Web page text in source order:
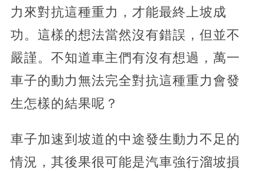
力來對抗這種重力，才能最終上坡成
功。這樣的想法當然沒有錯誤，但並不
嚴謹。不知道車主們有沒有想過，萬一
車子的動力無法完全對抗這種重力會發
生怎樣的結果呢？
車子加速到坡道的中途發生動力不足的
情況，其後果很可能是汽車強行溜坡損